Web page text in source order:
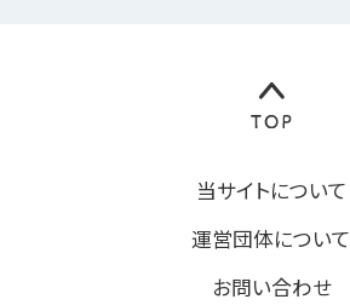
当サイトについて
運営団体について
お問い合わせ